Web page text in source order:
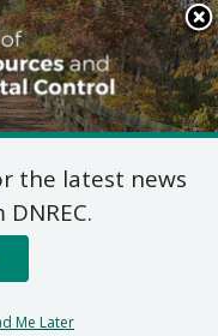
Search
This
Site
de
Para
the latest news
Me Later